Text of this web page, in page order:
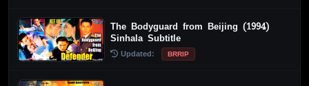
The Bodyguard from Beijing (1994)
Sinhala Subtitle
Updated: BRRIP